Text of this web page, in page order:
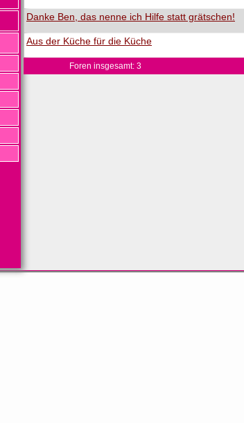
Danke Ben, das nenne ich Hilfe statt grätschen!
Aus der Küche für die Küche
Foren insgesamt: 3